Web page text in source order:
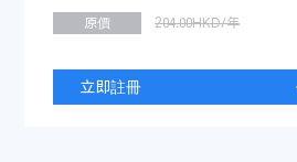
原價 204.00HKD/年
立即註冊